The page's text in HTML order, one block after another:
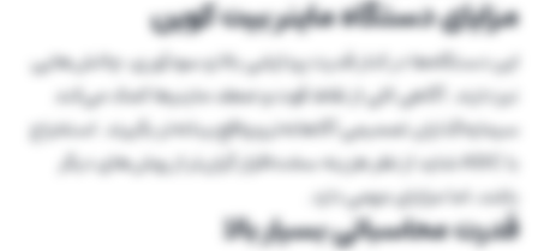
مزایای دستگاه ماینر بیت کوین
این دستگاه‌ها در کنار قدرت پردازشی بالا و سودآوری، چالش‌هایی
نیز دارند. آگاهی کلی از نقاط قوت و ضعف ماینرها کمک می‌کند
سرمایه‌گذاران تصمیمی آگاهانه‌تر و واقع‌بینانه‌تر بگیرند. استخراج
با ASIC شاید از نظر هزینه سخت‌افزار گران‌تر از روش‌های دیگر
باشد، اما مزایای مهمی دارد.
قدرت محاسباتی بسیار بالا